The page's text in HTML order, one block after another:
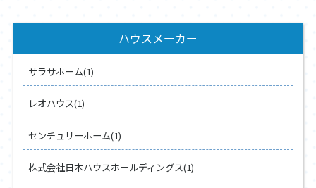
ハウスメーカー
サラサホーム(1)
レオハウス(1)
センチュリーホーム(1)
株式会社日本ハウスホールディングス(1)